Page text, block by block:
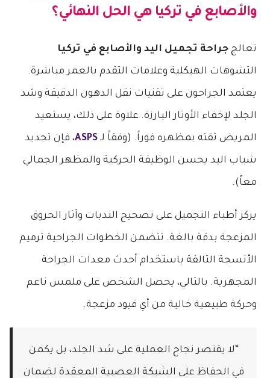
والأصابع في تركيا هي الحل النهائي؟
تعالججراحة تجميل اليد والأصابع في تركيا
التشوهات الهيكلية وعلامات التقدم بالعمر مباشرة.
يعتمد الجراحون على تقنيات نقل الدهون الدقيقة وشد
الجلد لإخفاء الأوتار البارزة. علاوة على ذلك، يستعيد
المريض ثقته بمظهره فوراً. (وفقاً لـASPS، فإن تجديد
شباب اليد يحسن الوظيفة الحركية والمظهر الجمالي
معاً).
يركز أطباء التجميل على تصحيح الندبات وآثار الحروق
المزعجة بدقة بالغة. تتضمن الخطوات الجراحية ترميم
الأنسجة التالفة باستخدام أحدث معدات الجراحة
المجهرية. بالتالي، يحصل الشخص على ملمس ناعم
وحركة طبيعية خالية من أي قيود مزعجة.
“لا يقتصر نجاح العملية على شد الجلد، بل يكمن
في الحفاظ على الشبكة العصبية المعقدة لضمان